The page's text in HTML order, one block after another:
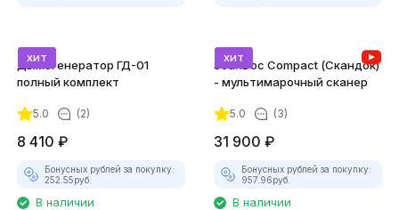
хит
Дымогенератор ГД-01
полный комплект
5.0 (2)
8 410 ₽
Бонусных рублей за покупку:
252.55руб.
В наличии
хит
ScanDoc Compact (Скандок)
- мультимарочный сканер
5.0 (3)
31 900 ₽
Бонусных рублей за покупку:
957.96руб.
В наличии